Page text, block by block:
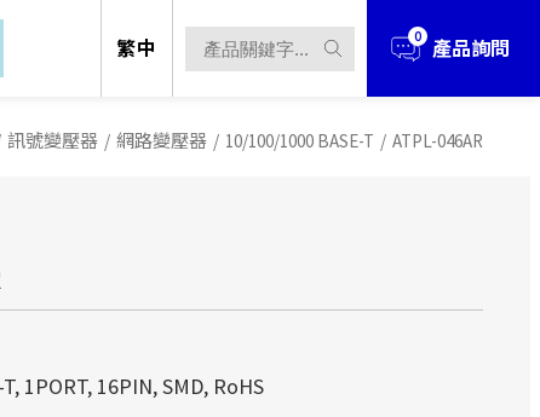
1990年，經過多年的發展與擴充，業
電源解決方案 、無線解決方案...等
1990年，經過多年的發展與擴充，業
電源解決方案 、無線解決方案...等
繁中 0 產品詢問
訊號變壓器 / 網路變壓器 / 10/100/1000 BASE-T / ATPL-046AR
1PORT, 16PIN, SMD, RoHS